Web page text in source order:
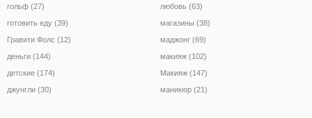
гольф (27)
готовить еду (39)
Гравити Фолс (12)
деньги (144)
детские (174)
джунгли (30)
любовь (63)
магазины (38)
маджонг (69)
макияж (102)
Макияж (147)
маникюр (21)